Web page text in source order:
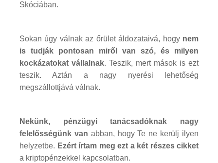
Skóciában.
Sokan úgy válnak az őrület áldozataivá, hogy nem
is tudják pontosan miről van szó, és milyen
kockázatokat vállalnak. Teszik, mert mások is ezt
teszik. Aztán a nagy nyerési lehetőség
megszállottjává válnak.
Nekünk, pénzügyi tanácsadóknak nagy
felelősségünk van abban, hogy Te ne kerülj ilyen
helyzetbe. Ezért írtam meg ezt a két részes cikket
a kriptopénzekkel kapcsolatban.